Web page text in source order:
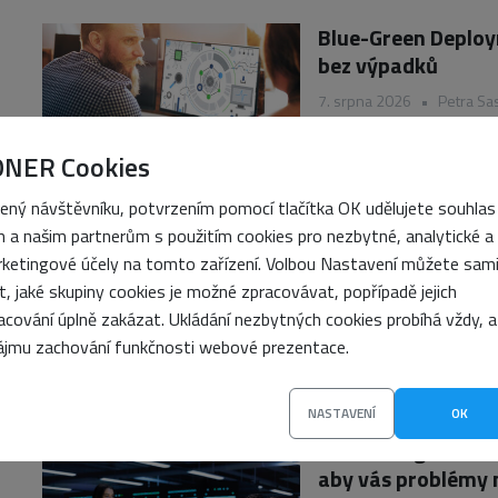
Cookies
návštěvníku, potvrzením pomocí tlačítka OK udělujete souhlas
a našim partnerům s použitím cookies pro nezbytné, analytické a
účely na tomto zařízení. Volbou Nastavení můžete sami
jaké skupiny cookies je možné zpracovávat, popřípadě jejich
úplně zakázat. Ukládání nezbytných cookies probíhá vždy,
zachování funkčnosti webové prezentace.
NASTAVENÍ OK
Blue-Green
bez výpadků
7. srpna 2026 • Petra
Jak funguje
(PKI)
6. srpna 2026 • Petra
Monitoring
aby vás problémy